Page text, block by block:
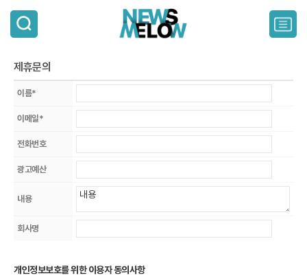
검
색
주
스
제휴문의
이름*
이메일*
전화번호
광고예산
내용
회사명
개인정보보호를 위한 이용자 동의사항